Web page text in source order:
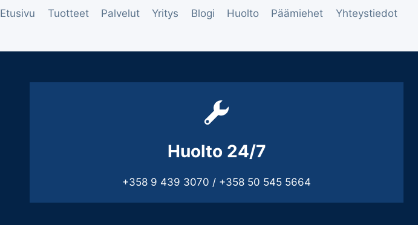
Etusivu Tuotteet Palvelut Yritys Blogi Huolto Päämiehet Yhteystiedot
Huolto 24/7
+358 9 439 3070 / +358 50 545 5664